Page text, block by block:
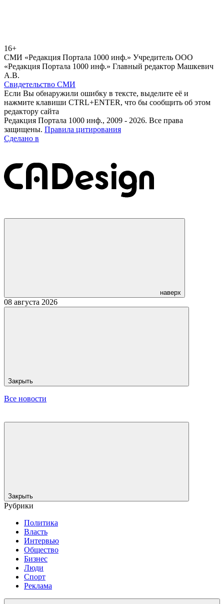
16+
СМИ «Редакция Портала 1000 инф.» Учредитель ООО
«Редакция Портала 1000 инф.» Главный редактор Машкевич
А.В.
Свидетельство СМИ
Если Вы обнаружили ошибку в тексте, выделите её и
нажмите клавиши CTRL+ENTER, что бы сообщить об этом
редактору сайта
Редакция Портала 1000 инф., 2009 - 2026. Все права
защищены. Правила цитирования
Сделано в
наверх
08 августа 2026
Закрыть
Все новости
Закрыть
Рубрики
Политика
Власть
Интервью
Общество
Бизнес
Люди
Спорт
Реклама